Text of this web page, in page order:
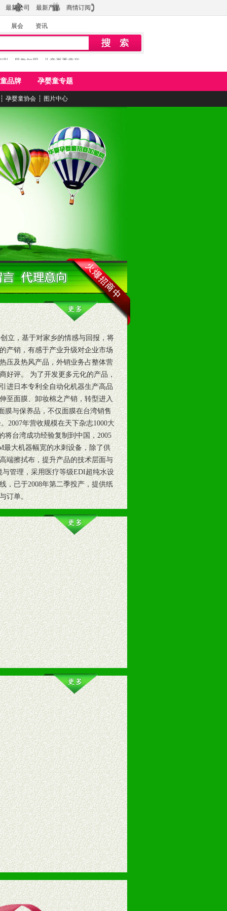
最新公司 最新产品 商情订阅
展会 资讯
乳 早教加盟 儿童夏季童装
品牌 孕婴童专题
┆ 孕婴童协会 ┆ 图片中心
立，基于对家乡的情感与回报，将
产销，有感于产业升级对企业市场
压及热风产品，外销业务占整体营
好评。 为了开发更多元化的产品，
进日本专利全自动化机器生产高品
至面膜、卸妆棉之产销，转型进入
膜与保养品，不仅面膜在台湾销售
2007年营收规模在天下杂志1000大
将台湾成功经验复制到中国，2005
最大机器幅宽的水刺设备，除了供
端擦拭布，提升产品的技术层面与
管理，采用医疗等级EDI超纯水设
，已于2008年第二季投产，提供纸
订单。